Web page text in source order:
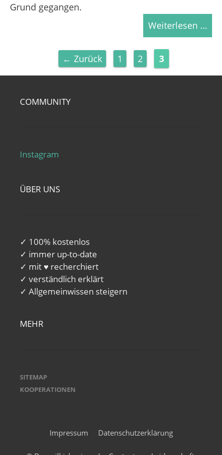
Grund gegangen.
Weiterlesen …
← Zurück Seite
1 Seite
2 Seite
3
COMMUNITY
Instagram
ÜBER UNS
✓ 100% kostenlos
✓ immer up-to-date
✓ mit ♥ recherchiert
✓ verständlich erklärt
✓ Allgemeinwissen steigern
MEHR
SITEMAP
KOOPERATIONEN
Impressum Datenschutzerklärung